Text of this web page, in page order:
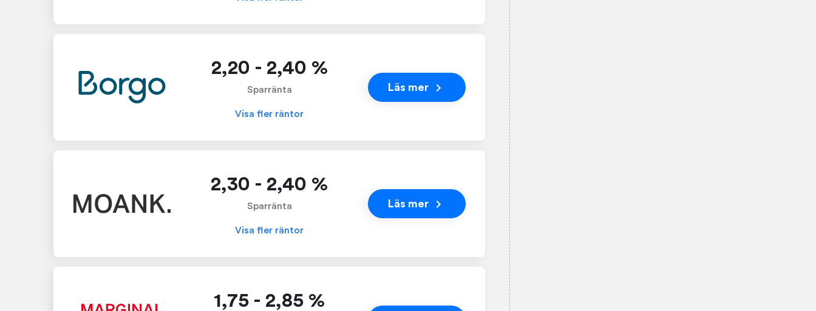
2,20 - 2,40 %
Sparränta
Visa fler räntor
Läs mer
2,30 - 2,40 %
Sparränta
Visa fler räntor
Läs mer
1,75 - 2,85 %